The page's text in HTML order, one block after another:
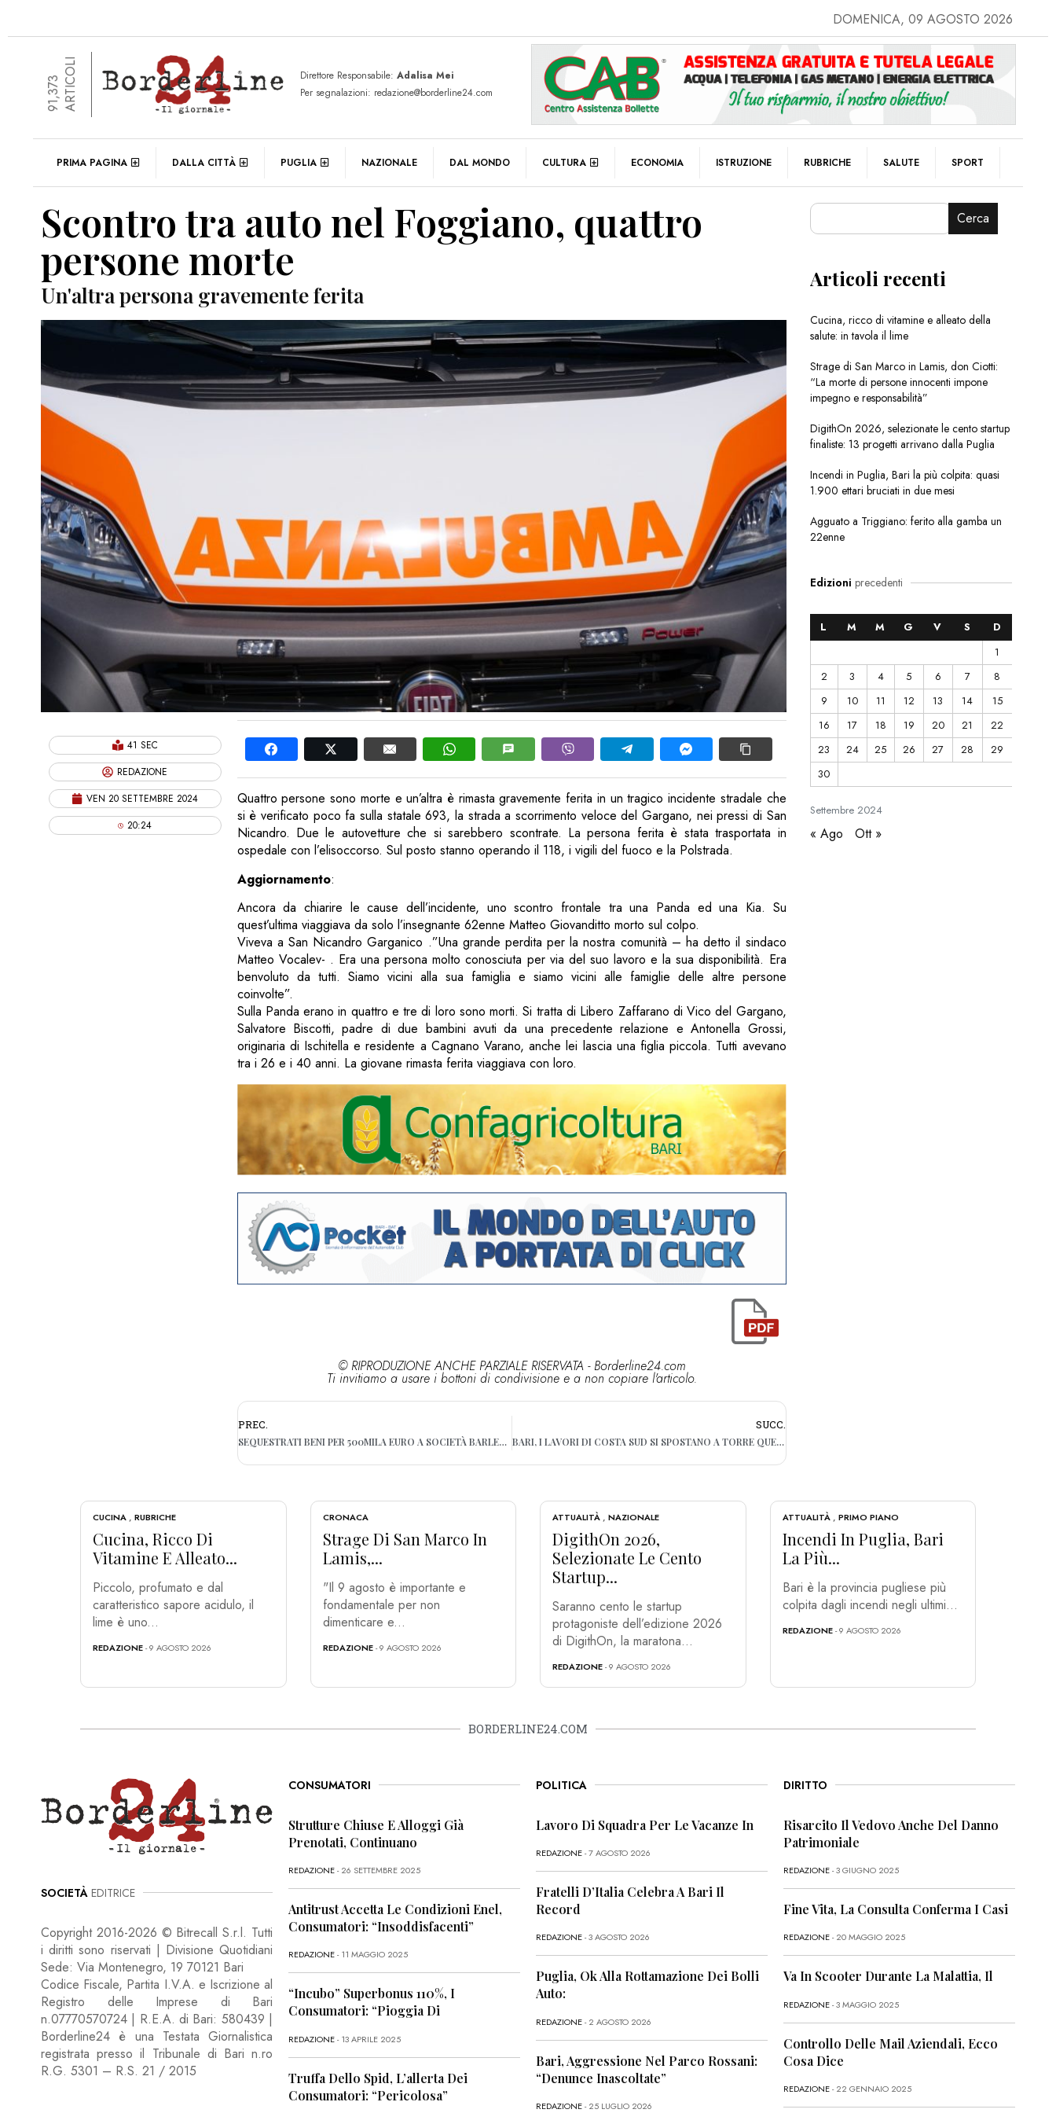
DOMENICA, 09 AGOSTO 2026
91,373ARTICOLI Direttore Responsabile: Adalisa Mei
Per segnalazioni: redazione@borderline24.com
PRIMA PAGINA DALLA CITTÀ PUGLIA NAZIONALE DAL MONDO CULTURA ECONOMIA ISTRUZIONE RUBRICHE SALUTE SPORT
Scontro tra auto nel Foggiano, quattro
persone morte
Un'altra persona gravemente ferita
41 SEC
REDAZIONE
VEN 20 SETTEMBRE 2024
20:24
Quattro persone sono morte e un’altra è rimasta gravemente ferita in un tragico incidente stradale che
si è verificato poco fa sulla statale 693, la strada a scorrimento veloce del Gargano, nei pressi di San
Nicandro. Due le autovetture che si sarebbero scontrate. La persona ferita è stata trasportata in
ospedale con l’elisoccorso. Sul posto stanno operando il 118, i vigili del fuoco e la Polstrada.
Aggiornamento:
Ancora da chiarire le cause dell’incidente, uno scontro frontale tra una Panda ed una Kia. Su
quest’ultima viaggiava da solo l’insegnante 62enne Matteo Giovanditto morto sul colpo.
Viveva a San Nicandro Garganico .”Una grande perdita per la nostra comunità – ha detto il sindaco
Matteo Vocalev- . Era una persona molto conosciuta per via del suo lavoro e la sua disponibilità. Era
benvoluto da tutti. Siamo vicini alla sua famiglia e siamo vicini alle famiglie delle altre persone
coinvolte”.
Sulla Panda erano in quattro e tre di loro sono morti. Si tratta di Libero Zaffarano di Vico del Gargano,
Salvatore Biscotti, padre di due bambini avuti da una precedente relazione e Antonella Grossi,
originaria di Ischitella e residente a Cagnano Varano, anche lei lascia una figlia piccola. Tutti avevano
tra i 26 e i 40 anni. La giovane rimasta ferita viaggiava con loro.
© RIPRODUZIONE ANCHE PARZIALE RISERVATA - Borderline24.com
Ti invitiamo a usare i bottoni di condivisione e a non copiare l'articolo.
PREC.
SEQUESTRATI BENI PER 500MILA EURO A SOCIETÀ BARLETTA
SUCC.
BARI, I LAVORI DI COSTA SUD SI SPOSTANO A TORRE QUETTA: CHIUDE IL LIDO
Cerca
Articoli recenti
Cucina, ricco di vitamine e alleato della
salute: in tavola il lime
Strage di San Marco in Lamis, don Ciotti:
“La morte di persone innocenti impone
impegno e responsabilità”
DigithOn 2026, selezionate le cento startup
finaliste: 13 progetti arrivano dalla Puglia
Incendi in Puglia, Bari la più colpita: quasi
1.900 ettari bruciati in due mesi
Agguato a Triggiano: ferito alla gamba un
22enne
Edizioni precedenti
Settembre2024
L M M G V S
D
1
2
3 4 5 6 7
8
9
10 11 12 13 14
15
16
17 18 19 20 21
22
23
24 25 26 27 28
29
30
« Ago Ott »
CUCINA , RUBRICHE
Cucina, Ricco Di
Vitamine E Alleato...
Piccolo, profumato e dal
caratteristico sapore acidulo, il
lime è uno...
REDAZIONE- 9 AGOSTO 2026
CRONACA
Strage Di San Marco In
Lamis,...
"Il 9 agosto è importante e
fondamentale per non
dimenticare e...
REDAZIONE- 9 AGOSTO 2026
ATTUALITÀ , NAZIONALE
DigithOn 2026,
Selezionate Le Cento
Startup...
Saranno cento le startup
protagoniste dell’edizione 2026
di DigithOn, la maratona...
REDAZIONE- 9 AGOSTO 2026
ATTUALITÀ, PRIMO PIANO
Incendi In Puglia, Bari
La Più...
Bari è la provincia pugliese più
colpita dagli incendi negli ultimi...
REDAZIONE- 9 AGOSTO 2026
BORDERLINE24.COM
SOCIETÀ EDITRICE
Copyright 2016-2026 © Bitrecall S.r.l. Tutti
i diritti sono riservati | Divisione Quotidiani
Sede: Via Montenegro, 19 70121 Bari
Codice Fiscale, Partita I.V.A. e Iscrizione al
Registro delle Imprese di Bari
n.07770570724 | R.E.A. di Bari: 580439 |
Borderline24 è una Testata Giornalistica
registrata presso il Tribunale di Bari n.ro
R.G. 5301 – R.S. 21 / 2015
CONSUMATORI
Strutture Chiuse E Alloggi Già
Prenotati, Continuano
REDAZIONE- 26 SETTEMBRE 2025
Antitrust Accetta Le Condizioni Enel,
Consumatori: “Insoddisfacenti”
REDAZIONE- 11 MAGGIO 2025
“Incubo” Superbonus 110%, I
Consumatori: “Pioggia Di
REDAZIONE- 13 APRILE 2025
Truffa Dello Spid, L’allerta Dei
Consumatori: “Pericolosa”
POLITICA
Lavoro Di Squadra Per Le Vacanze In
REDAZIONE- 7 AGOSTO 2026
Fratelli D’Italia Celebra A Bari Il
Record
REDAZIONE- 3 AGOSTO 2026
Puglia, Ok Alla Rottamazione Dei Bolli
Auto:
REDAZIONE- 2 AGOSTO 2026
Bari, Aggressione Nel Parco Rossani:
“Denunce Inascoltate”
REDAZIONE- 25 LUGLIO 2026
DIRITTO
Risarcito Il Vedovo Anche Del Danno
Patrimoniale
REDAZIONE- 3 GIUGNO 2025
Fine Vita, La Consulta Conferma I Casi
REDAZIONE- 20 MAGGIO 2025
Va In Scooter Durante La Malattia, Il
REDAZIONE- 3 MAGGIO 2025
Controllo Delle Mail Aziendali, Ecco
Cosa Dice
REDAZIONE- 22 GENNAIO 2025